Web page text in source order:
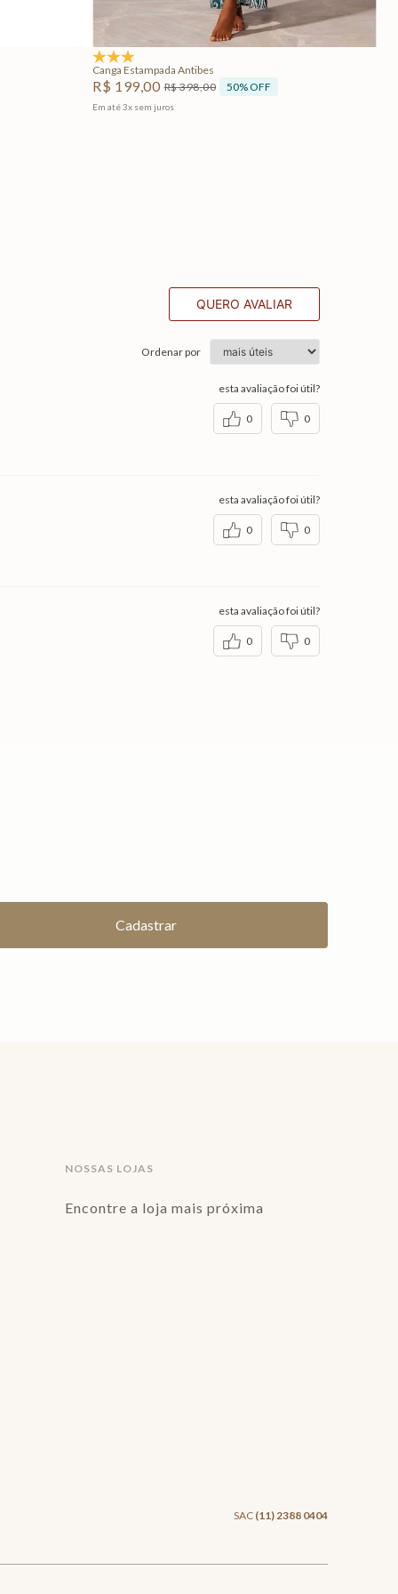
Adicionar na sacola
Canga Estampada Antibes
R$ 199,00 R$398,00 50% OFF
Em até3x sem juros
QUERO AVALIAR
Ordenar por
esta avaliação foi útil?
0 0
esta avaliação foi útil?
0 0
esta avaliação foi útil?
0 0
NOSSAS LOJAS
Encontre a loja mais próxima
SAC (11) 2388 0404